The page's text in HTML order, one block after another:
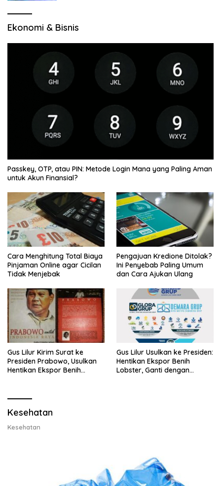
Ekonomi & Bisnis
Passkey, OTP, atau PIN: Metode Login Mana yang Paling Aman
untuk Akun Finansial?
Cara Menghitung Total Biaya
Pinjaman Online agar Cicilan
Tidak Menjebak
Pengajuan Kredione Ditolak?
Ini Penyebab Paling Umum
dan Cara Ajukan Ulang
Gus Lilur Kirim Surat ke
Presiden Prabowo, Usulkan
Hentikan Ekspor Benih
Gus Lilur Usulkan ke Presiden:
Hentikan Ekspor Benih
Lobster, Ganti dengan
Kesehatan
Kesehatan